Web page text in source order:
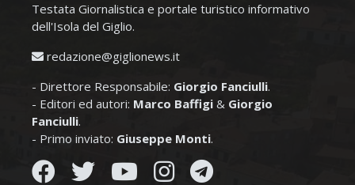
Testata Giornalistica e portale turistico informativo
dell'Isola del Giglio.
redazione@giglionews.it
- Direttore Responsabile: Giorgio Fanciulli.
- Editori ed autori: Marco Baffigi & Giorgio
Fanciulli.
- Primo inviato: Giuseppe Monti.